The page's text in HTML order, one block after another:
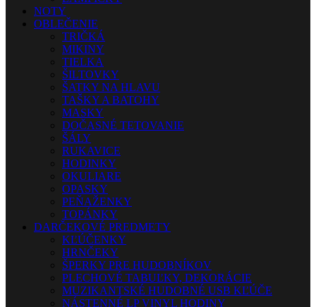
NOTY
OBLEČENIE
TRIČKÁ
MIKINY
TIELKA
ŠILTOVKY
ŠATKY NA HLAVU
TAŠKY A BATOHY
MASKY
DOČASNÉ TETOVANIE
ŠÁLY
RUKAVICE
HODINKY
OKULIARE
OPASKY
PEŇAŽENKY
TOPÁNKY
DARČEKOVÉ PREDMETY
KĽÚČENKY
HRNČEKY
ŠPERKY PRE HUDOBNÍKOV
PLECHOVÉ TABUĽKY, DEKORÁCIE
MUZIKANTSKÉ HUDOBNÉ USB KĽÚČE
NÁSTENNÉ LP VINYL HODINY